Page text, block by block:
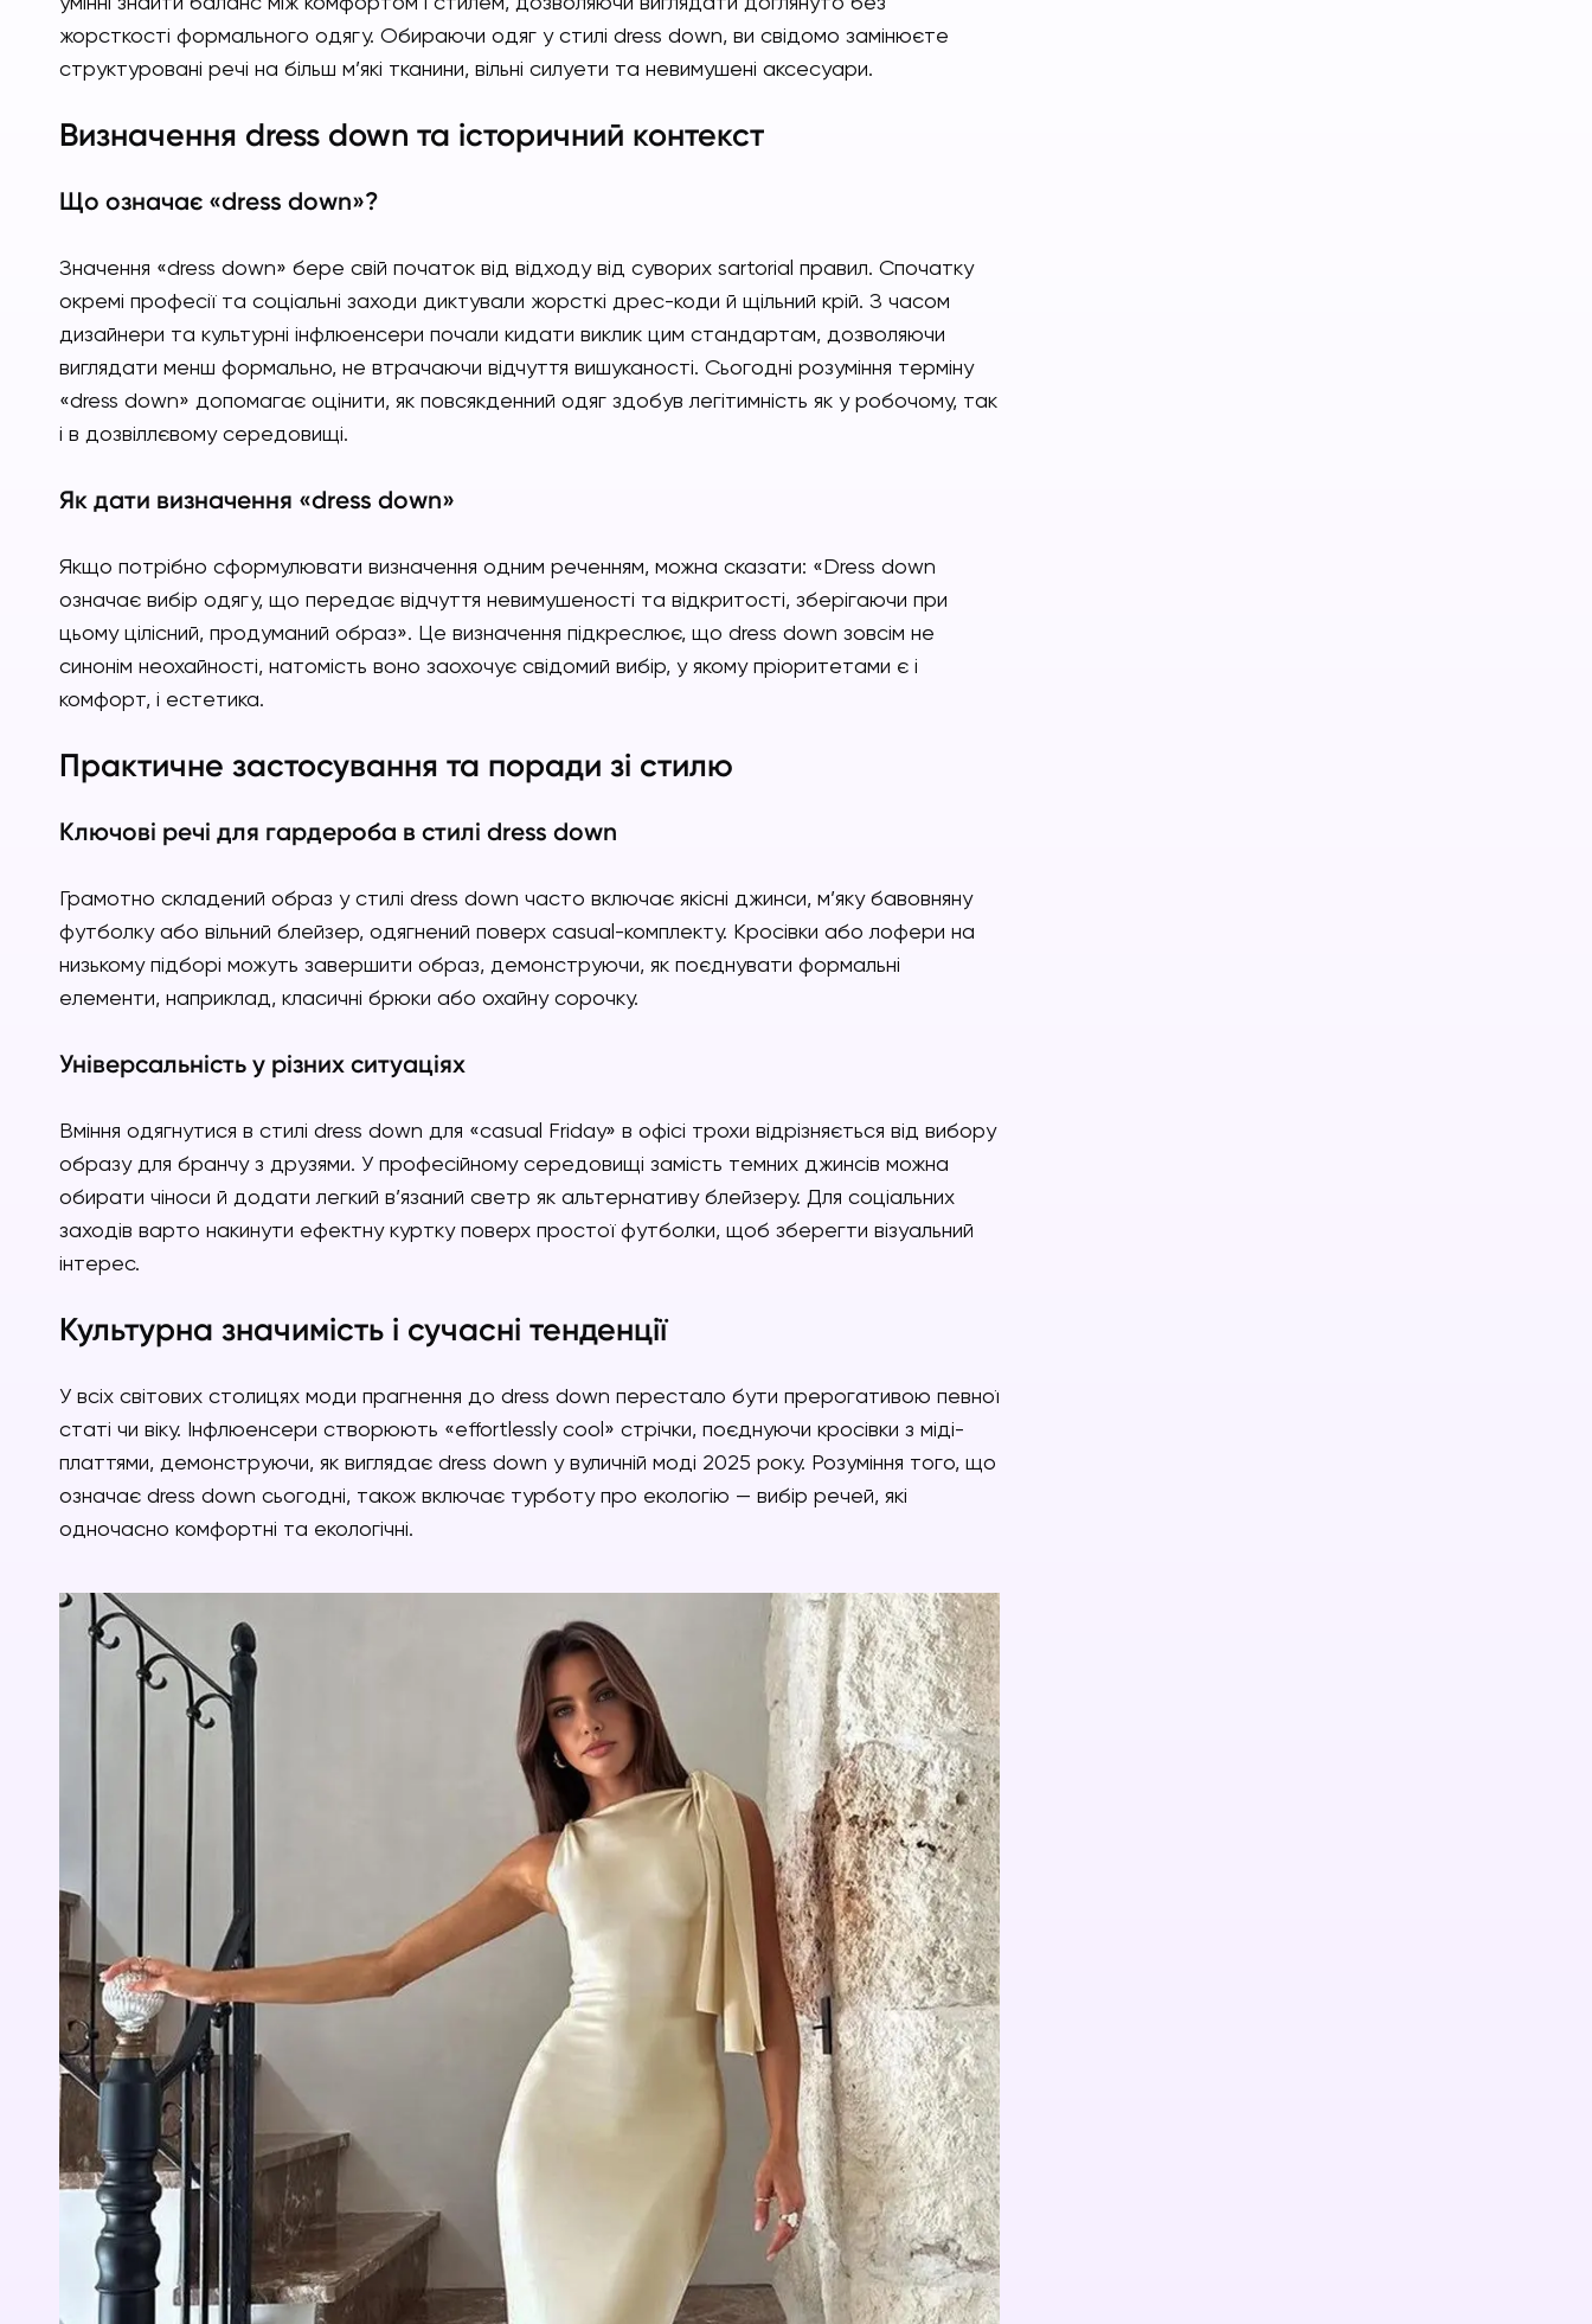
жорсткості формального одягу. Обираючи одяг у стилі dress down, ви свідомо замінюєте
структуровані речі на більш м’які тканини, вільні силуети та невимушені аксесуари.
Визначення dress down та історичний контекст
Що означає «dress down»?
Значення «dress down» бере свій початок від відходу від суворих sartorial правил. Спочатку
окремі професії та соціальні заходи диктували жорсткі дрес-коди й щільний крій. З часом
дизайнери та культурні інфлюенсери почали кидати виклик цим стандартам, дозволяючи
виглядати менш формально, не втрачаючи відчуття вишуканості. Сьогодні розуміння терміну
«dress down» допомагає оцінити, як повсякденний одяг здобув легітимність як у робочому, так
і в дозвіллєвому середовищі.
Як дати визначення «dress down»
Якщо потрібно сформулювати визначення одним реченням, можна сказати: «Dress down
означає вибір одягу, що передає відчуття невимушеності та відкритості, зберігаючи при
цьому цілісний, продуманий образ». Це визначення підкреслює, що dress down зовсім не
синонім неохайності, натомість воно заохочує свідомий вибір, у якому пріоритетами є і
комфорт, і естетика.
Практичне застосування та поради зі стилю
Ключові речі для гардероба в стилі dress down
Грамотно складений образ у стилі dress down часто включає якісні джинси, м’яку бавовняну
футболку або вільний блейзер, одягнений поверх casual-комплекту. Кросівки або лофери на
низькому підборі можуть завершити образ, демонструючи, як поєднувати формальні
елементи, наприклад, класичні брюки або охайну сорочку.
Універсальність у різних ситуаціях
Вміння одягнутися в стилі dress down для «casual Friday» в офісі трохи відрізняється від вибору
образу для бранчу з друзями. У професійному середовищі замість темних джинсів можна
обирати чіноси й додати легкий в’язаний светр як альтернативу блейзеру. Для соціальних
заходів варто накинути ефектну куртку поверх простої футболки, щоб зберегти візуальний
інтерес.
Культурна значимість і сучасні тенденції
У всіх світових столицях моди прагнення до dress down перестало бути прерогативою певної
статі чи віку. Інфлюенсери створюють «effortlessly cool» стрічки, поєднуючи кросівки з міді-
платтями, демонструючи, як виглядає dress down у вуличній моді 2025 року. Розуміння того, що
означає dress down сьогодні, також включає турботу про екологію — вибір речей, які
одночасно комфортні та екологічні.